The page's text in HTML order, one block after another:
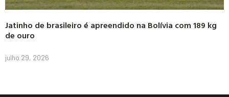
Jatinho de brasileiro é apreendido na Bolívia com 189 kg
de ouro
julho 29, 2026